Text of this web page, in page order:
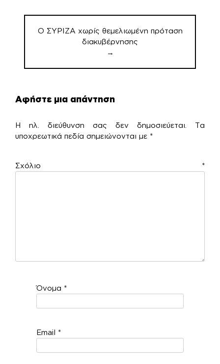
Ο ΣΥΡΙΖΑ χωρίς θεμελιωμένη πρόταση
διακυβέρνησης
→
Αφήστε μια απάντηση
Η ηλ. διεύθυνση σας δεν δημοσιεύεται.
Τα
υποχρεωτικά πεδία σημειώνονται με *
Σχόλιο *
Όνομα *
Email *